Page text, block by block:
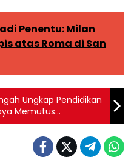
Penentu: Milan
atas Roma di San
Ungkap Pendidikan
Memutus